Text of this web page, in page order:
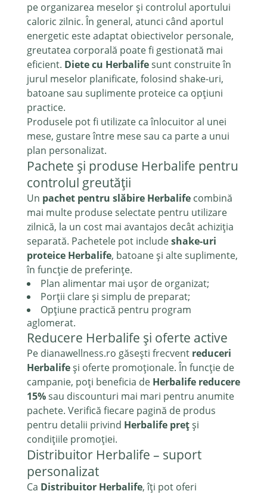
pe organizarea meselor și controlul aportului
caloric zilnic. În general, atunci când aportul
energetic este adaptat obiectivelor personale,
greutatea corporală poate fi gestionată mai
eficient. Diete cu Herbalifesunt construite în
jurul meselor planificate, folosind shake-uri,
batoane sau suplimente proteice ca opțiuni
practice.
Produsele pot fi utilizate ca înlocuitor al unei
mese, gustare între mese sau ca parte a unui
plan personalizat.
Pachete și produse Herbalife pentru
controlul greutății
Un pachet pentru slăbire Herbalifecombină
mai multe produse selectate pentru utilizare
zilnică, la un cost mai avantajos decât achiziția
separată. Pachetele pot includeshake-uri
proteice Herbalife, batoane și alte suplimente,
în funcție de preferințe.
Plan alimentar mai ușor de organizat;
Porții clare și simplu de preparat;
Opțiune practică pentru program
aglomerat.
Reducere Herbalife și oferte active
Pe dianawellness.ro găsești frecvent reduceri
Herbalifeși oferte promoționale. În funcție de
campanie, poți beneficia de Herbalife reducere
15%sau discounturi mai mari pentru anumite
pachete. Verifică fiecare pagină de produs
pentru detalii privind Herbalife prețși
condițiile promoției.
Distribuitor Herbalife – suport
personalizat
Ca Distribuitor Herbalife, îți pot oferi